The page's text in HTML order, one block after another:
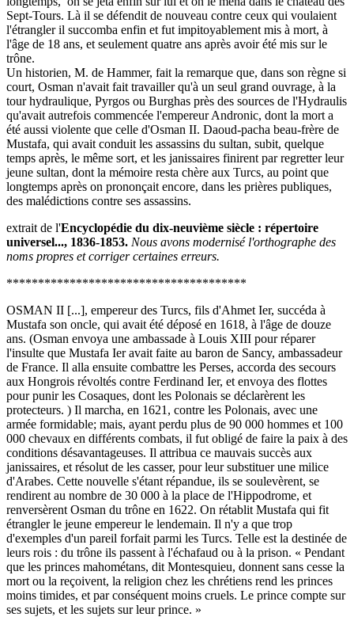
Sept-Tours. Là il se défendit de nouveau contre ceux qui voulaient
l'étrangler il succomba enfin et fut impitoyablement mis à mort, à
l'âge de 18 ans, et seulement quatre ans après avoir été mis sur le
trône.
Un historien, M. de Hammer, fait la remarque que, dans son règne si
court, Osman n'avait fait travailler qu'à un seul grand ouvrage, à la
tour hydraulique, Pyrgos ou Burghas près des sources de l'Hydraulis
qu'avait autrefois commencée l'empereur Andronic, dont la mort a
été aussi violente que celle d'Osman II. Daoud-pacha beau-frère de
Mustafa, qui avait conduit les assassins du sultan, subit, quelque
temps après, le même sort, et les janissaires finirent par regretter leur
jeune sultan, dont la mémoire resta chère aux Turcs, au point que
longtemps après on prononçait encore, dans les prières publiques,
des malédictions contre ses assassins.
extrait de l'Encyclopédie du dix-neuvième siècle : répertoire
universel..., 1836-1853. Nous avons modernisé l'orthographe des
noms propres et corriger certaines erreurs.
**************************************
OSMAN II [...], empereur des Turcs, fils d'Ahmet Ier, succéda à
Mustafa son oncle, qui avait été déposé en 1618, à l'âge de douze
ans. (Osman envoya une ambassade à Louis XIII pour réparer
l'insulte que Mustafa Ier avait faite au baron de Sancy, ambassadeur
de France. Il alla ensuite combattre les Perses, accorda des secours
aux Hongrois révoltés contre Ferdinand Ier, et envoya des flottes
pour punir les Cosaques, dont les Polonais se déclarèrent les
protecteurs. ) Il marcha, en 1621, contre les Polonais, avec une
armée formidable; mais, ayant perdu plus de 90 000 hommes et 100
000 chevaux en différents combats, il fut obligé de faire la paix à des
conditions désavantageuses. Il attribua ce mauvais succès aux
janissaires, et résolut de les casser, pour leur substituer une milice
d'Arabes. Cette nouvelle s'étant répandue, ils se soulevèrent, se
rendirent au nombre de 30 000 à la place de l'Hippodrome, et
renversèrent Osman du trône en 1622. On rétablit Mustafa qui fit
étrangler le jeune empereur le lendemain. Il n'y a que trop
d'exemples d'un pareil forfait parmi les Turcs. Telle est la destinée de
leurs rois : du trône ils passent à l'échafaud ou à la prison. « Pendant
que les princes mahométans, dit Montesquieu, donnent sans cesse la
mort ou la reçoivent, la religion chez les chrétiens rend les princes
moins timides, et par conséquent moins cruels. Le prince compte sur
ses sujets, et les sujets sur leur prince. »